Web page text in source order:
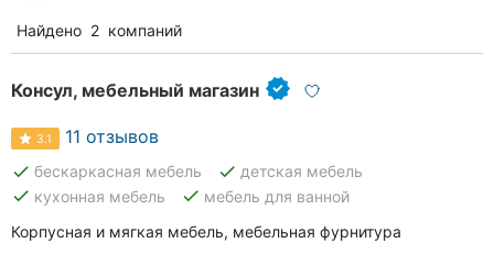
Ветеринарные
клиники
Все
рубрики
Найдено 2 компаний
Консул, мебельный магазин
3.1 11 отзывов
done бескаркасная мебель done детская мебель
done кухонная мебель done мебель для ванной
Корпусная и мягкая мебель, мебельная фурнитура